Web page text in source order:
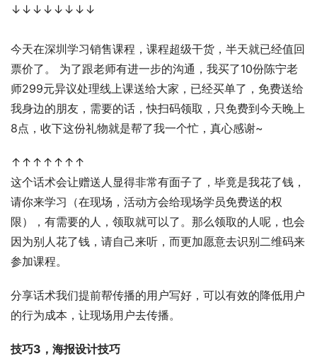
↓↓↓↓↓↓↓↓
今天在深圳学习销售课程，课程超级干货，半天就已经值回
票价了。 为了跟老师有进一步的沟通，我买了10份陈宁老
师299元异议处理线上课送给大家，已经买单了，免费送给
我身边的朋友，需要的话，快扫码领取，只免费到今天晚上
8点，收下这份礼物就是帮了我一个忙，真心感谢~
↑↑↑↑↑↑↑
这个话术会让赠送人显得非常有面子了，毕竟是我花了钱，
请你来学习（在现场，活动方会给现场学员免费送的权
限），有需要的人，领取就可以了。那么领取的人呢，也会
因为别人花了钱，请自己来听，而更加愿意去识别二维码来
参加课程。
分享话术我们提前帮传播的用户写好，可以有效的降低用户
的行为成本，让现场用户去传播。
技巧3，海报设计技巧